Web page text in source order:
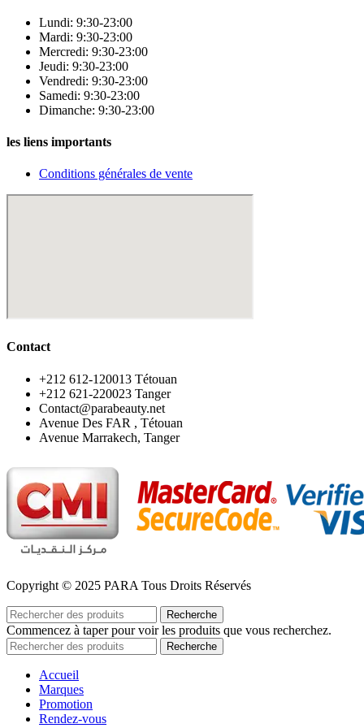
Lundi: 9:30-23:00
Mardi: 9:30-23:00
Mercredi: 9:30-23:00
Jeudi: 9:30-23:00
Vendredi: 9:30-23:00
Samedi: 9:30-23:00
Dimanche: 9:30-23:00
les liens importants
Conditions générales de vente
Contact
‪+212 612-120013 Tétouan
‪+212 621-220023 Tanger
Contact@parabeauty.net
Avenue Des FAR , Tétouan
Avenue Marrakech, Tanger
Copyright © 2025 PARA Tous Droits Réservés
Recherche
Commencez à taper pour voir les produits que vous recherchez.
Recherche
Accueil
Marques
Promotion
Rendez-vous